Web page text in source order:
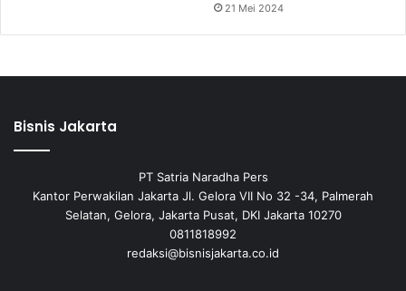
21 Mei 2024
Bisnis Jakarta
PT Satria Naradha Pers
Kantor Perwakilan Jakarta Jl. Gelora VII No 32 -34, Palmerah
Selatan, Gelora, Jakarta Pusat, DKI Jakarta 10270
0811818992
redaksi@bisnisjakarta.co.id